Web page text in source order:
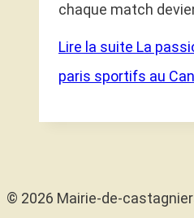
chaque match
Lire la suite La
paris sportifs au
© 2026 Mairie-de-